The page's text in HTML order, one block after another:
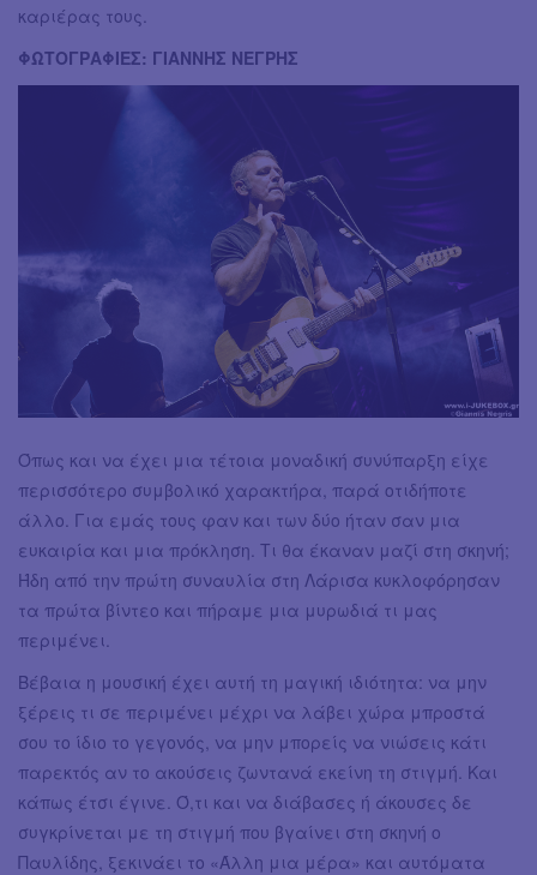
καριέρας τους.
ΦΩΤΟΓΡΑΦΙΕΣ: ΓΙΑΝΝΗΣ ΝΕΓΡΗΣ
Όπως και να έχει μια τέτοια μοναδική συνύπαρξη είχε
περισσότερο συμβολικό χαρακτήρα, παρά οτιδήποτε
άλλο. Για εμάς τους φαν και των δύο ήταν σαν μια
ευκαιρία και μια πρόκληση. Τι θα έκαναν μαζί στη σκηνή;
Ήδη από την πρώτη συναυλία στη Λάρισα κυκλοφόρησαν
τα πρώτα βίντεο και πήραμε μια μυρωδιά τι μας
περιμένει.
Βέβαια η μουσική έχει αυτή τη μαγική ιδιότητα: να μην
ξέρεις τι σε περιμένει μέχρι να λάβει χώρα μπροστά
σου το ίδιο το γεγονός, να μην μπορείς να νιώσεις κάτι
παρεκτός αν το ακούσεις ζωντανά εκείνη τη στιγμή. Και
κάπως έτσι έγινε. Ό,τι και να διάβασες ή άκουσες δε
συγκρίνεται με τη στιγμή που βγαίνει στη σκηνή ο
Παυλίδης, ξεκινάει το «Άλλη μια μέρα» και αυτόματα